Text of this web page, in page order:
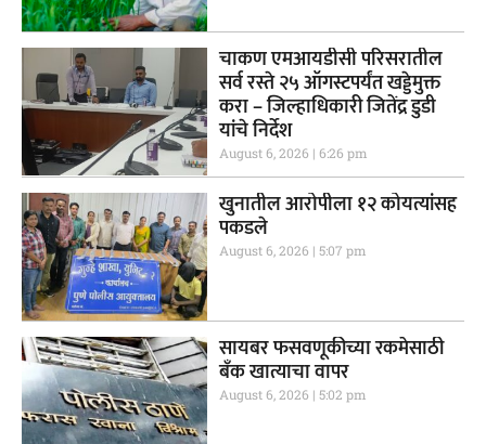
चाकण एमआयडीसी परिसरातील
सर्व रस्ते २५ ऑगस्टपर्यंत खड्डेमुक्त
करा – जिल्हाधिकारी जितेंद्र डुडी
यांचे निर्देश
August 6, 2026 6:26 pm
खुनातील आरोपीला १२ कोयत्यांसह
पकडले
August 6, 2026 5:07 pm
सायबर फसवणूकीच्या रकमेसाठी
बँक खात्याचा वापर
August 6, 2026 5:02 pm